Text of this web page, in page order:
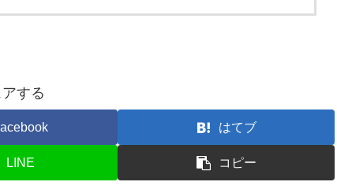
する
はてブ
LINE コピー